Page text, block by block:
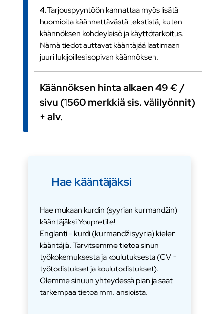
4.Tarjouspyyntöön kannattaa myös lisätä
huomioita käännettävästä tekstistä, kuten
käännöksen kohdeyleisö ja käyttötarkoitus.
Nämä tiedot auttavat kääntäjää laatimaan
juuri lukijoillesi sopivan käännöksen.
Käännöksen hinta alkaen 49 € /
sivu (1560 merkkiä sis. välilyönnit)
+ alv.
Hae kääntäjäksi
Hae mukaan kurdin (syyrian kurmandžin)
kääntäjäksi Youpretille!
Englanti - kurdi (kurmandži syyria) kielen
kääntäjiä. Tarvitsemme tietoa sinun
työkokemuksesta ja koulutuksesta (CV +
työtodistukset ja koulutodistukset).
Olemme sinuun yhteydessä pian ja saat
tarkempaa tietoa mm. ansioista.